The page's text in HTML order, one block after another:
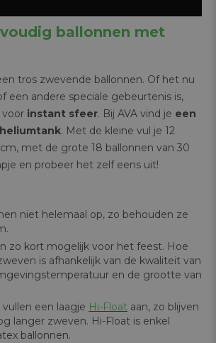
ballonnen met
tros zwevende ballonnen. Of het nu
een andere speciale gebeurtenis is,
instant sfeer. Bij AVA vind je een
. Met de kleine vul je 12
met de grote 18 ballonnen van 30
en probeer het zelf eens uit!
niet helemaal op, zo behouden ze
zo kort mogelijk voor het feest. Hoe
is afhankelijk van de kwaliteit van
en de grootte van
een laagje Hi-Float aan, zo blijven
langer zweven. Hi-Float is enkel
ballonnen.